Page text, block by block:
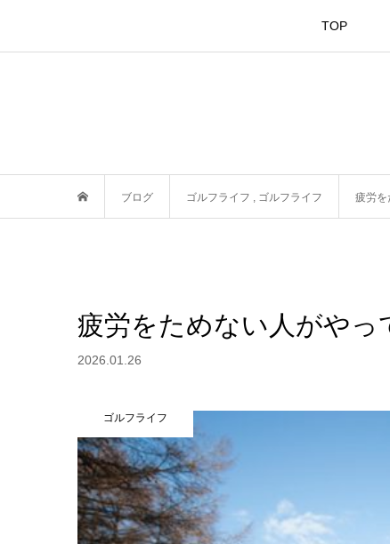
TOP
ブログ ゴルフライフ ゴルフライフ 疲労を
疲労をためない人がや
2026.01.26
ゴルフライフ